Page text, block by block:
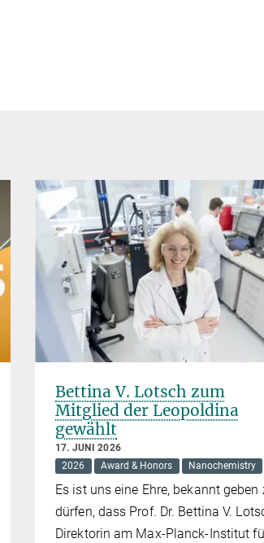
Bettina V. Lotsch zum
Mitglied der Leopoldina
gewählt
17. JUNI 2026
2026
Award & Honors Nanochemistry
Es ist uns eine Ehre, bekannt geben
dürfen, dass Prof. Dr. Bettina V.
Direktorin am Max-Planck-Institut